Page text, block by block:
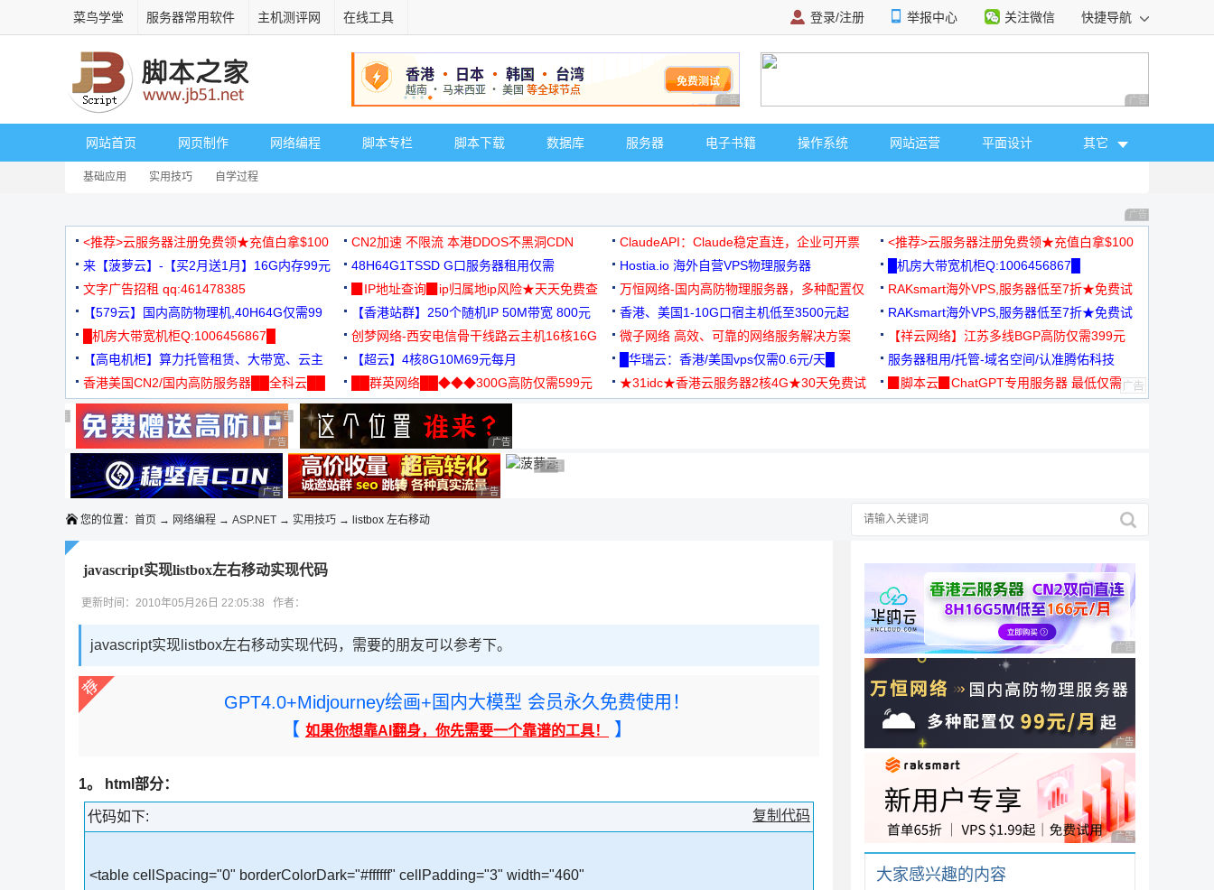
菜鸟学堂 服务器常用软件 主机测评网 在线工具 登录/注册 举报中心 关注微信 快捷导航
广告 商业广告，理性选择 广告 商业广告，理
网站首页 网页制作 网络编程 脚本专栏 脚本下载 数据库 服务器 电子书籍 操作系统 网站运营 平面设计 其它
基础应用 实用技巧 自学过程
广告 商业广告，理
<推荐>云服务器注册免费领★充值白拿$100 CN2加速 不限流 本港DDOS不黑洞CDN ClaudeAPI：Claude稳定直连，企业可开票
<推荐>云服务器注册免费领★充值白拿$100
来【菠萝云】-【买2月送1月】16G内存99元
48H64G1TSSD G口服务器租用仅需
3000+可免费测试
Hostia.io 海外自营VPS物理服务器
█机房大带宽机柜Q:1006456867█
文字广告招租 qq:461478385
▉IP地址查询▉ip归属地ip风险★天天免费查
万恒网络-国内高防物理服务器，多种配置仅
99元/月起
RAKsmart海外VPS,服务器低至7折★免费试
用★
【579云】国内高防物理机,40H64G仅需99
元
【香港站群】250个随机IP 50M带宽 800元 香港、美国1-10G口宿主机低至3500元起
RAKsmart海外VPS,服务器低至7折★免费试
用★
█机房大带宽机柜Q:1006456867█
创梦网络-西安电信骨干线路云主机16核16G
88元/月
微子网络 高效、可靠的网络服务解决方案
【祥云网络】江苏多线BGP高防仅需399元
【高电机柜】算力托管租赁、大带宽、云主
机
【超云】4核8G10M69元每月 █华瑞云：香港/美国vps仅需0.6元/天█
服务器租用/托管-域名空间/认准腾佑科技
香港美国CN2/国内高防服务器██全科云██
██群英网络██◆◆◆300G高防仅需599元
◆◆◆
★31idc★香港云服务器2核4G★30天免费试
▉脚本云▉ChatGPT专用服务器 最低仅需
广告 商业广告，理性选择
广告 商业广告，理性选择
广告 商业广告，理性选择
广告 商业广告，理性选择
广告 商业广告，理性选择
广告 商业广告，理性选择
广告 商业广告，理性选择 广告 商业广告，理性选择
广告 商业广告，理性选择
广告 商业广告，理性选择
您的位置： 首页 → 网络编程 → ASP.NET → 实用技巧 → listbox 左右移动
javascript实现listbox左右移动实现代码
更新时间：2010年05月26日 22:05:38 作者：
javascript实现listbox左右移动实现代码，需要的朋友可以参考下。
GPT4.0+Midjourney绘画+国内大模型 会员永久免费使用！
【 如果你想靠AI翻身，你先需要一个靠谱的工具！ 】
1。 html部分：
复制代码
代码如下:
<table cellSpacing="0" borderColorDark="#ffffff" cellPadding="3" width="460"
广告 商业广告，理性
广告 商业广告，理性
广告 商业广告，理性
大家感兴趣的内容